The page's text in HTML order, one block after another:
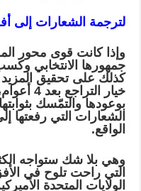
لترجمة الشعارات إلى
وإذا كانت قوى محور
جمهورها الانتخابي
كذلك على تحقيق
خيار
بوعودها والتمّسك
الشعارات التي
الواقع.
وهي بلا شك ستواجه
التي راحت تلوح في
الولايات المتحدة